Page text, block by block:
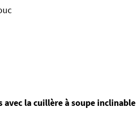
avec la cuillère à soupe inclinable